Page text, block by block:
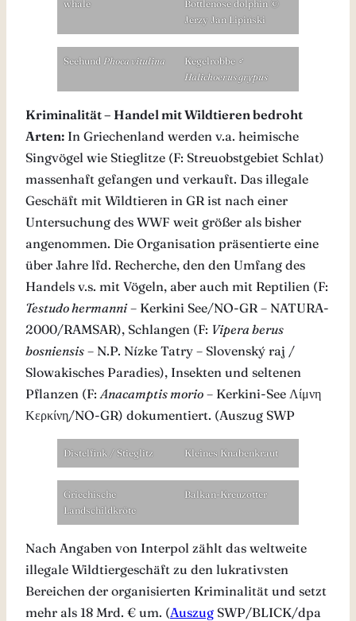
whale
Bottlenose dolphin ©
Jerzy Jan Lipiński
Seehund Phoca vitulina
Kegelrobbe ♂
Halichoerus grypus
Kriminalität – Handel mit Wildtieren bedroht
Arten: In Griechenland werden v.a. heimische
Singvögel wie Stieglitze (F: Streuobstgebiet Schlat)
massenhaft gefangen und verkauft. Das illegale
Geschäft mit Wildtieren in GR ist nach einer
Untersuchung des WWF weit größer als bisher
angenommen. Die Organisation präsentierte eine
über Jahre lfd. Recherche, den den Umfang des
Handels v.s. mit Vögeln, aber auch mit Reptilien (F:
Testudo hermanni– Kerkini See/NO-GR – NATURA-
2000/RAMSAR), Schlangen (F: Vipera berus
bosniensis – N.P. Nízke Tatry – Slovenský raj /
Slowakisches Paradies), Insekten und seltenen
Pflanzen (F: Anacamptis morio – Kerkini-See Λίμνη
Κερκίνη/NO-GR) dokumentiert. (Auszug SWP
Distelfink / Stieglitz Kleines Knabenkraut
Griechische
Landschildkröte
Balkan-Kreuzotter
Nach Angaben von Interpol zählt das weltweite
illegale Wildtiergeschäft zu den lukrativsten
Bereichen der organisierten Kriminalität und setzt
mehr als 18 Mrd. € um. (Auszug SWP/BLICK/dpa